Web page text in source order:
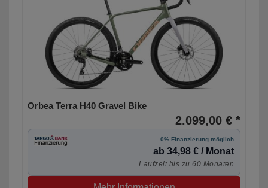
Orbea Terra H40 Gravel Bike
2.099,00 € *
0% Finanzierung möglich
ab 34,98 € / Monat
Laufzeit bis zu 60 Monaten